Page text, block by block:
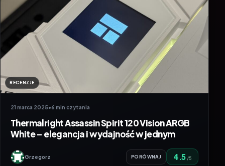
RECENZJE
21 marca 2025•6 min czytania
Thermalright Assassin Spirit 120 Vision ARGB
White – elegancja i wydajność w jednym
Grzegorz PORÓWNAJ 4.5 /5